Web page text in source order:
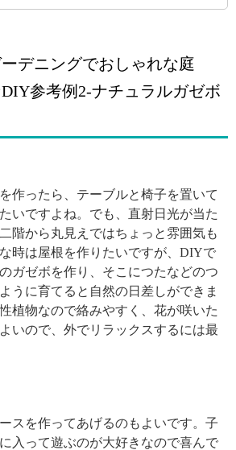
ーデニングでおしゃれな庭
参考例2-ナチュラルガゼボ
img/t-point/diycontest2nd/jh-award_masu-sama.jpg
作ったら、テーブルと椅子を置いて
いですよね。でも、直射日光が当た
階から丸見えではちょっと雰囲気も
時は屋根を作りたいですが、DIYで
ガゼボを作り、そこにつたなどのつ
うに育てると自然の日差しができま
植物なので絡みやすく、花が咲いた
いので、外でリラックスするには最
uploads/2017/03/copertine-verzi-11.jpg
スを作ってあげるのもよいです。子
入って遊ぶのが大好きなので喜んで